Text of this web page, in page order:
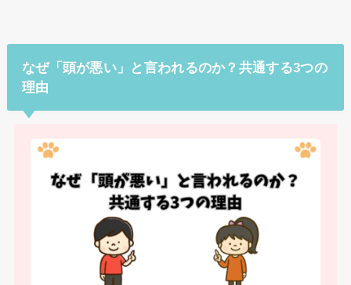
なぜ「頭が悪い」と言われるのか？共通する3つの
理由